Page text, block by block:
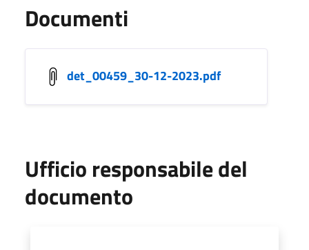
Documenti
det_00459_30-12-2023.pdf
Ufficio responsabile del
documento